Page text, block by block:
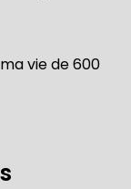
vie de 600